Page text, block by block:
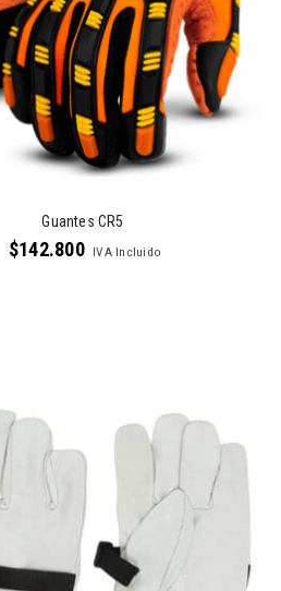
Guantes CR5
$142.800 IVA Incluido